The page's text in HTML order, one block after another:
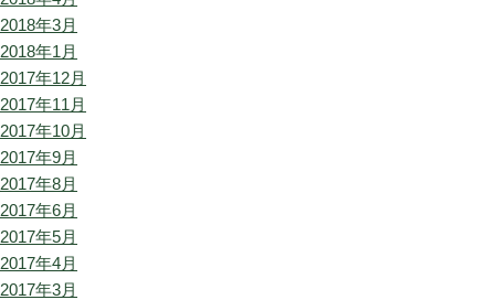
2018年3月
2018年1月
2017年12月
2017年11月
2017年10月
2017年9月
2017年8月
2017年6月
2017年5月
2017年4月
2017年3月